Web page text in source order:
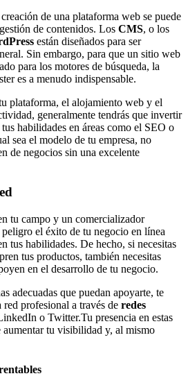
de una plataforma web se puede
de contenidos. Los CMS, o los
están diseñados para ser
Sin embargo, para que un sitio web
para los motores de búsqueda, la
es a menudo indispensable.
plataforma, el alojamiento web y el
generalmente tendrás que invertir
habilidades en áreas como el SEO o
sea el modelo de tu empresa, no
de negocios sin una excelente
tu campo y un comercializador
el éxito de tu negocio en línea
tus habilidades. De hecho, si necesitas
tus productos, también necesitas
en el desarrollo de tu negocio.
adecuadas que puedan apoyarte, te
red profesional a través de redes
o Twitter.Tu presencia en estas
aumentar tu visibilidad y, al mismo